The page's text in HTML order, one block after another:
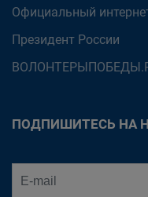
Официальный
Президент России
ПОДПИШИТЕСЬ НА